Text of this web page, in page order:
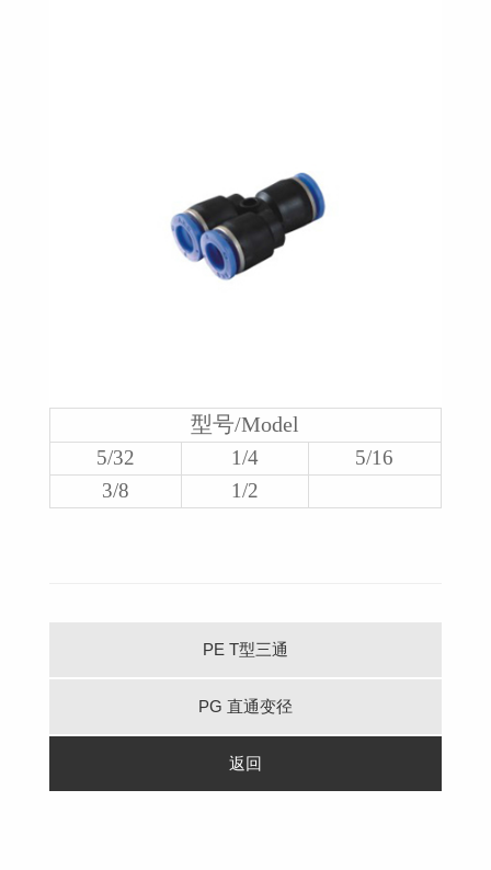
型号/Model
5/32 1/4
5/16
3/8
1/2
PE T型三通
PG 直通变径
返回